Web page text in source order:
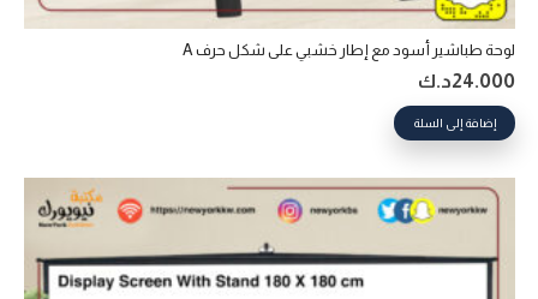
لوحة طباشير أسود مع إطار خشبي على شكل حرف A
24.000د.ك
إضافة إلى السلة